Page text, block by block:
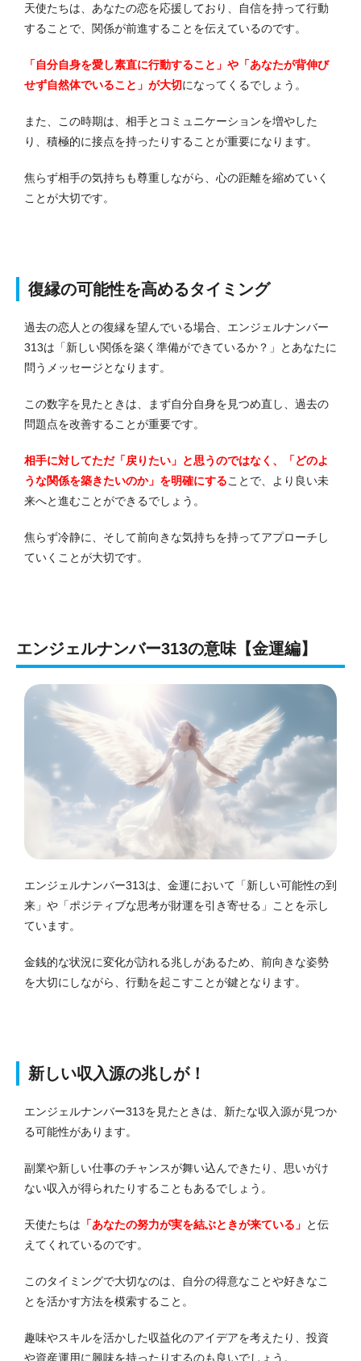
天使たちは、あなたの恋を応援しており、自信を持って行動
することで、関係が前進することを伝えているのです。
「自分自身を愛し素直に行動すること」や「あなたが背伸び
せず自然体でいること」が大切になってくるでしょう。
また、この時期は、相手とコミュニケーションを増やした
り、積極的に接点を持ったりすることが重要になります。
焦らず相手の気持ちも尊重しながら、心の距離を縮めていく
ことが大切です。
復縁の可能性を高めるタイミング
過去の恋人との復縁を望んでいる場合、エンジェルナンバー
313は「新しい関係を築く準備ができているか？」とあなたに
問うメッセージとなります。
この数字を見たときは、まず自分自身を見つめ直し、過去の
問題点を改善することが重要です。
相手に対してただ「戻りたい」と思うのではなく、「どのよ
うな関係を築きたいのか」を明確にすることで、より良い未
来へと進むことができるでしょう。
焦らず冷静に、そして前向きな気持ちを持ってアプローチし
ていくことが大切です。
エンジェルナンバー313の意味【金運編】
エンジェルナンバー313は、金運において「新しい可能性の到
来」や「ポジティブな思考が財運を引き寄せる」ことを示し
ています。
金銭的な状況に変化が訪れる兆しがあるため、前向きな姿勢
を大切にしながら、行動を起こすことが鍵となります。
新しい収入源の兆しが！
エンジェルナンバー313を見たときは、新たな収入源が見つか
る可能性があります。
副業や新しい仕事のチャンスが舞い込んできたり、思いがけ
ない収入が得られたりすることもあるでしょう。
天使たちは 「あなたの努力が実を結ぶときが来ている」 と伝
えてくれているのです。
このタイミングで大切なのは、自分の得意なことや好きなこ
とを活かす方法を模索すること。
趣味やスキルを活かした収益化のアイデアを考えたり、投資
や資産運用に興味を持ったりするのも良いでしょう。